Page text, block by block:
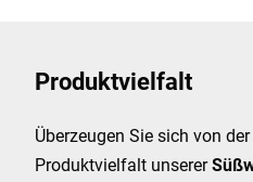
Produktvielfalt
Überzeugen Sie sich von der
Produktvielfalt unserer